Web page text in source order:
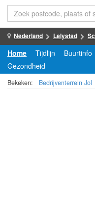
Nederland Lelystad
Home Tijdlijn Buurtinfo
Gezondheid
Bekeken: Bedrijventerrein Jol